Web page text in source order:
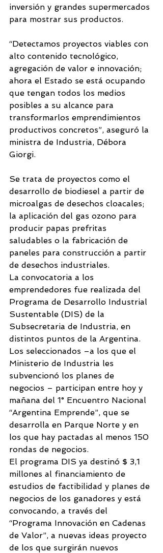
inversión y grandes supermercados
para mostrar sus productos.
“Detectamos proyectos viables con
alto contenido tecnológico,
agregación de valor e innovación;
ahora el Estado se está ocupando
que tengan todos los medios
posibles a su alcance para
transformarlos emprendimientos
productivos concretos”, aseguró la
ministra de Industria, Débora
Giorgi.
Se trata de proyectos como el
desarrollo de biodiesel a partir de
microalgas de desechos cloacales;
la aplicación del gas ozono para
producir papas prefritas
saludables o la fabricación de
paneles para construcción a partir
de desechos industriales.
La convocatoria a los
emprendedores fue realizada del
Programa de Desarrollo Industrial
Sustentable (DIS) de la
Subsecretaria de Industria, en
distintos puntos de la Argentina.
Los seleccionados –a los que el
Ministerio de Industria les
subvencionó los planes de
negocios – participan entre hoy y
mañana del 1° Encuentro Nacional
“Argentina Emprende”, que se
desarrolla en Parque Norte y en
los que hay pactadas al menos 150
rondas de negocios.
El programa DIS ya destinó $ 3,1
millones al financiamiento de
estudios de factibilidad y planes de
negocios de los ganadores y está
convocando, a través del
“Programa Innovación en Cadenas
de Valor”, a nuevas ideas proyecto
de los que surgirán nuevos